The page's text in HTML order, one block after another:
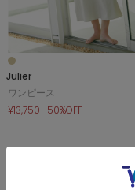
Julier
ワンピース
¥13,750
50%OFF